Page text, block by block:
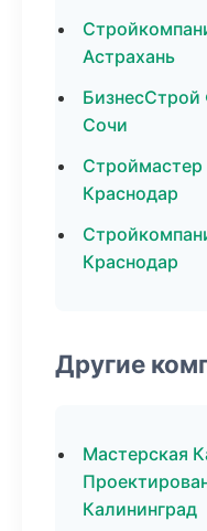
Астрахань
БизнесСтрой
Сочи
Краснодар
Краснодар
Другие
Мастерская
Калининград